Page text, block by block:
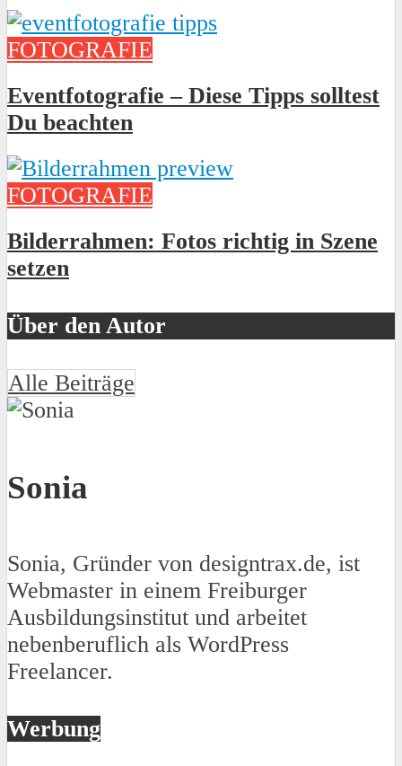
FOTOGRAFIE
Eventfotografie – Diese Tipps solltest
Du beachten
FOTOGRAFIE
Bilderrahmen: Fotos richtig in Szene
setzen
Über den Autor
Alle Beiträge
Sonia
Sonia, Gründer von designtrax.de, ist
Webmaster in einem Freiburger
Ausbildungsinstitut und arbeitet
nebenberuflich als WordPress
Freelancer.
Werbung